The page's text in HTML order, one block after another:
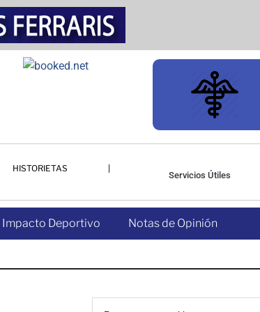
HISTORIETAS
Servicios Útiles
Impacto Deportivo Notas de Opinión